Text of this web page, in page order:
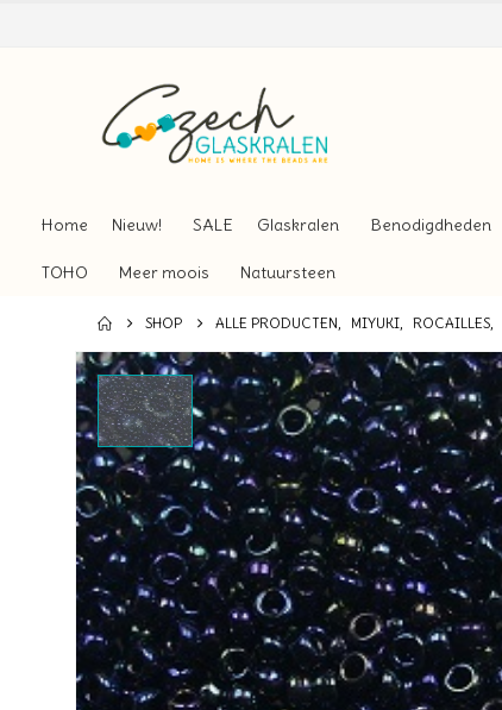
Home Nieuw! SALE Glaskralen Benodigdheden
TOHO Meer moois Natuursteen
SHOP ALLE PRODUCTEN, MIYUKI, ROCAILLES,